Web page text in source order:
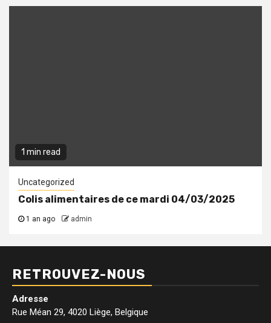
1 min read
Uncategorized
Colis alimentaires de ce mardi 04/03/2025
1 an ago admin
RETROUVEZ-NOUS
Adresse
Rue Méan 29, 4020 Liège, Belgique